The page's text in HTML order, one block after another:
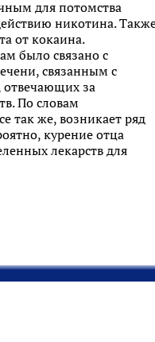
для потомства
никотина.
от кокаина.
было связано с
связанным с
отвечающих за
По словам
так же, возникает ряд
курение отца
лекарств для